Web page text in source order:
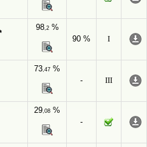
98,2%
90 %
I
73,47 %
-
III
29,08 %
-